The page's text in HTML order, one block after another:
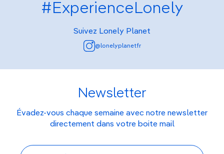
#ExperienceLonely
Suivez Lonely Planet
@lonelyplanetfr
Newsletter
Évadez-vous chaque semaine avec notre newsletter
directement dans votre boite mail